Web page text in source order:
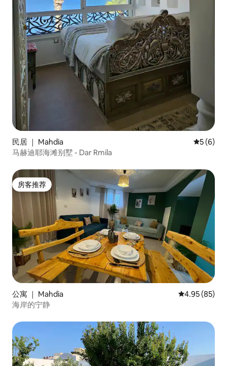
民居 ｜ Mahdia 平均评分
5 (6)
马赫迪耶海滩别墅 - Dar Rmila
房客推荐
房客推荐
公寓 ｜ Mahdia 平均评分
4.95 (85)
海岸的宁静